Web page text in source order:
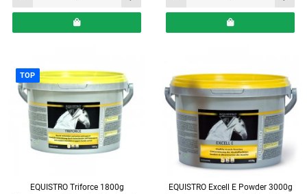
TOP
EQUISTRO Triforce 1800g
EQUISTRO Excell E Powder 3000g